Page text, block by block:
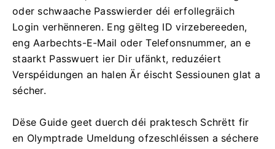
oder schwaache Passwierder déi erfollegräich
Login verhënneren. Eng gëlteg ID virzebereeden,
eng Aarbechts-E-Mail oder Telefonsnummer, an e
staarkt Passwuert ier Dir ufänkt, reduzéiert
Verspéidungen an halen Är éischt Sessiounen glat a
sécher.
Dëse Guide geet duerch déi praktesch Schrëtt fir
en Olymptrade Umeldung ofzeschléissen a séchere